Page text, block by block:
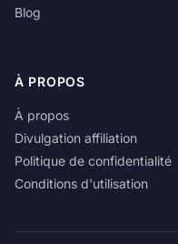
Blog
À PROPOS
À propos
Divulgation affiliation
Politique de confidentialité
Conditions d'utilisation